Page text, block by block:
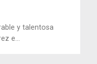
y talentosa
e...